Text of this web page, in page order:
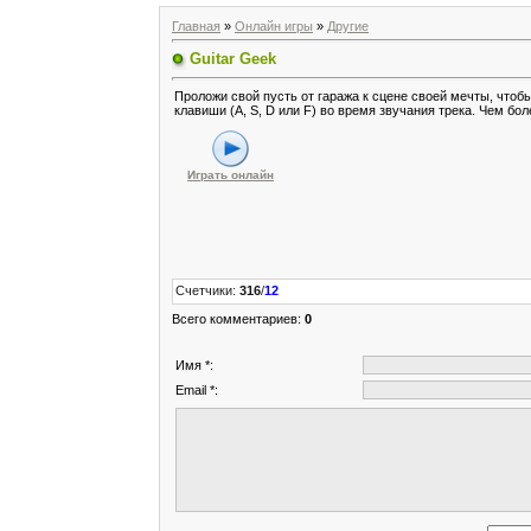
Главная » Онлайн игры » Другие
Guitar Geek
Проложи свой пусть от гаража к сцене своей мечты,
клавиши (A, S, D или F) во время звучания трека. Чем
Играть онлайн
Счетчики: 316/12
Всего комментариев: 0
Имя *:
Email *: